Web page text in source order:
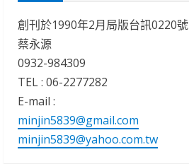
創刊於1990年2月局版台訊0220號
蔡永源
0932-984309
TEL : 06-2277282
E-mail :
minjin5839@gmail.com
minjin5839@yahoo.com.tw